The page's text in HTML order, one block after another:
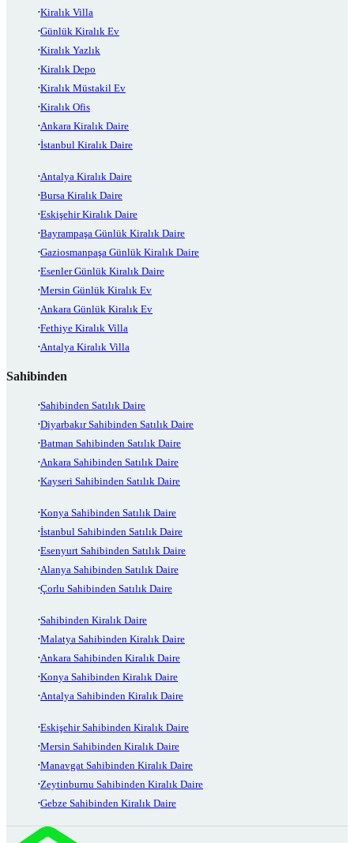
Kiralık Villa
Günlük Kiralık Ev
Kiralık Yazlık
Kiralık Depo
Kiralık Müstakil Ev
Kiralık Ofis
Ankara Kiralık Daire
İstanbul Kiralık Daire
Antalya Kiralık Daire
Bursa Kiralık Daire
Eskişehir Kiralık Daire
Bayrampaşa Günlük Kiralık Daire
Gaziosmanpaşa Günlük Kiralık Daire
Esenler Günlük Kiralık Daire
Mersin Günlük Kiralık Ev
Ankara Günlük Kiralık Ev
Fethiye Kiralık Villa
Antalya Kiralık Villa
Sahibinden
Sahibinden Satılık Daire
Diyarbakır Sahibinden Satılık Daire
Batman Sahibinden Satılık Daire
Ankara Sahibinden Satılık Daire
Kayseri Sahibinden Satılık Daire
Konya Sahibinden Satılık Daire
İstanbul Sahibinden Satılık Daire
Esenyurt Sahibinden Satılık Daire
Alanya Sahibinden Satılık Daire
Çorlu Sahibinden Satılık Daire
Sahibinden Kiralık Daire
Malatya Sahibinden Kiralık Daire
Ankara Sahibinden Kiralık Daire
Konya Sahibinden Kiralık Daire
Antalya Sahibinden Kiralık Daire
Eskişehir Sahibinden Kiralık Daire
Mersin Sahibinden Kiralık Daire
Manavgat Sahibinden Kiralık Daire
Zeytinburnu Sahibinden Kiralık Daire
Gebze Sahibinden Kiralık Daire